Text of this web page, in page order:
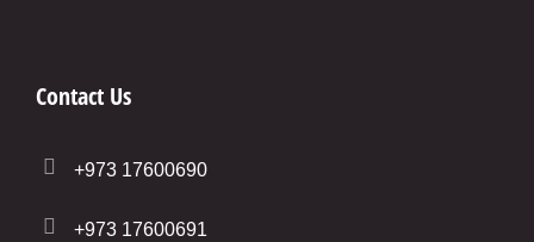
Contact Us
+973 17600690
+973 17600691